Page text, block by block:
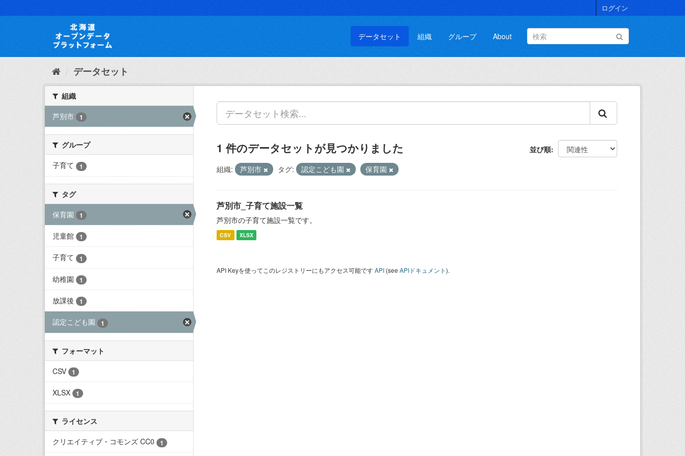
キ
て
ログイン
データセット 組織 グループ About
データセット
組織
芦別市
1
グループ
子育て
1
タグ
保育園
1
児童館 1
子育て 1
幼稚園 1
放課後 1
認定こども園 1
フォーマット
CSV
1
XLSX 1
ライセンス
クリエイティブ・コモンズ CC0
1
並び順
1 件のデータセットが見つかりました
組織: 芦別市 タグ: 認定こども園 保育園
芦別市_子育て施設一覧
芦別市の子育て施設一覧です。
CSV XLSX
API Keyを使ってこのレジストリーにもアクセス可能ですAPI (see APIドキュメント).